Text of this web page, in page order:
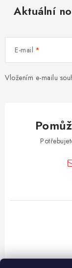
PŘÍSLUŠENSTVÍ
Kontakty
Prodejny
Aktuální
E-mail
Vložením e-mailu